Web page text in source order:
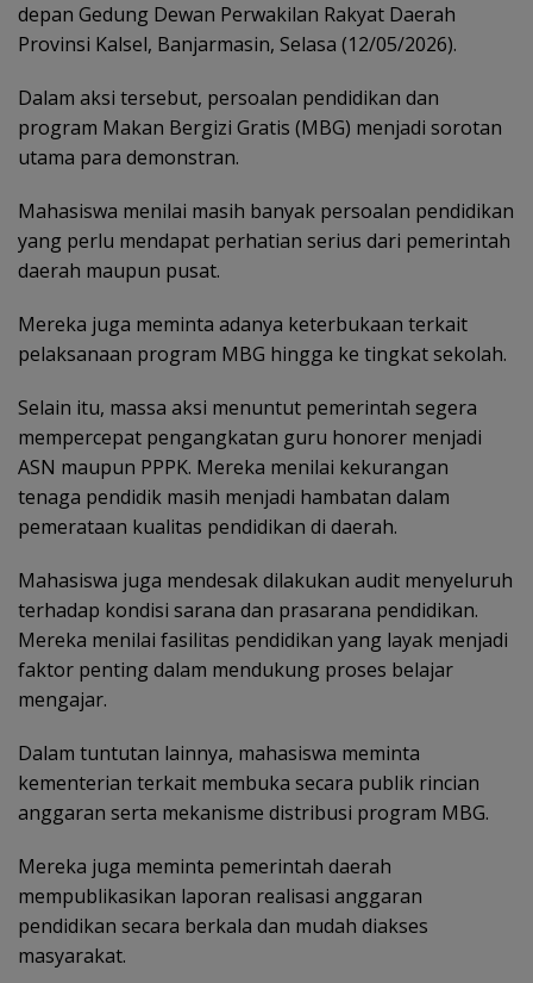
depan Gedung Dewan Perwakilan Rakyat Daerah
Provinsi Kalsel, Banjarmasin, Selasa (12/05/2026).
Dalam aksi tersebut, persoalan pendidikan dan
program Makan Bergizi Gratis (MBG) menjadi sorotan
utama para demonstran.
Mahasiswa menilai masih banyak persoalan pendidikan
yang perlu mendapat perhatian serius dari pemerintah
daerah maupun pusat.
Mereka juga meminta adanya keterbukaan terkait
pelaksanaan program MBG hingga ke tingkat sekolah.
Selain itu, massa aksi menuntut pemerintah segera
mempercepat pengangkatan guru honorer menjadi
ASN maupun PPPK. Mereka menilai kekurangan
tenaga pendidik masih menjadi hambatan dalam
pemerataan kualitas pendidikan di daerah.
Mahasiswa juga mendesak dilakukan audit menyeluruh
terhadap kondisi sarana dan prasarana pendidikan.
Mereka menilai fasilitas pendidikan yang layak menjadi
faktor penting dalam mendukung proses belajar
mengajar.
Dalam tuntutan lainnya, mahasiswa meminta
kementerian terkait membuka secara publik rincian
anggaran serta mekanisme distribusi program MBG.
Mereka juga meminta pemerintah daerah
mempublikasikan laporan realisasi anggaran
pendidikan secara berkala dan mudah diakses
masyarakat.